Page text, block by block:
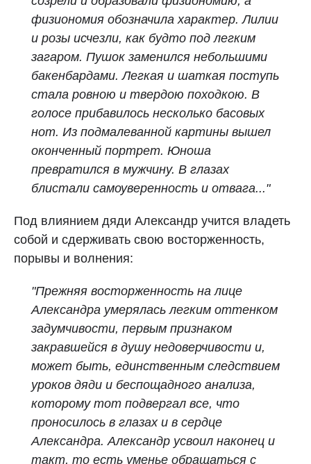
физиономия обозначила характер. Лилии
и розы исчезли, как будто под легким
загаром. Пушок заменился небольшими
бакенбардами. Легкая и шаткая поступь
стала ровною и твердою походкою. В
голосе прибавилось несколько басовых
нот. Из подмалеванной картины вышел
оконченный портрет. Юноша
превратился в мужчину. В глазах
блистали самоуверенность и отвага..."
Под влиянием дяди Александр учится владеть
собой и сдерживать свою восторженность,
порывы и волнения:
"Прежняя восторженность на лице
Александра умерялась легким оттенком
задумчивости, первым признаком
закравшейся в душу недоверчивости и,
может быть, единственным следствием
уроков дяди и беспощадного анализа,
которому тот подвергал все, что
проносилось в глазах и в сердце
Александра. Александр усвоил наконец и
такт, то есть уменье обращаться с